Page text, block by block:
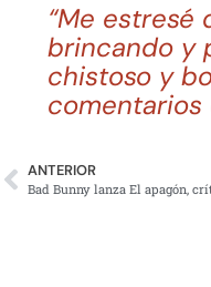
“Me estresé
brincando y
chistoso y
comentarios
ANTERIOR